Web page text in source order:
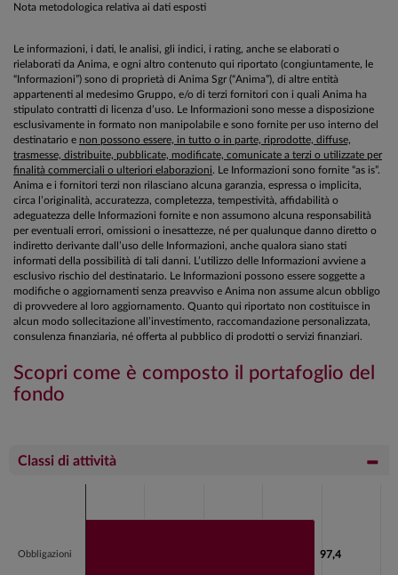
Nota metodologica relativa ai dati esposti
Le informazioni, i dati, le analisi, gli indici, i rating, anche se elaborati o
rielaborati da Anima, e ogni altro contenuto qui riportato (congiuntamente, le
“Informazioni”) sono di proprietà di Anima Sgr (“Anima”), di altre entità
appartenenti al medesimo Gruppo, e/o di terzi fornitori con i quali Anima ha
stipulato contratti di licenza d’uso. Le Informazioni sono messe a disposizione
esclusivamente in formato non manipolabile e sono fornite per uso interno del
destinatario e non possono essere, in tutto o in parte, riprodotte, diffuse,
trasmesse, distribuite, pubblicate, modificate, comunicate a terzi o utilizzate per
finalità commerciali o ulteriori elaborazioni. Le Informazioni sono fornite “as is”.
Anima e i fornitori terzi non rilasciano alcuna garanzia, espressa o implicita,
circa l’originalità, accuratezza, completezza, tempestività, affidabilità o
adeguatezza delle Informazioni fornite e non assumono alcuna responsabilità
per eventuali errori, omissioni o inesattezze, né per qualunque danno diretto o
indiretto derivante dall’uso delle Informazioni, anche qualora siano stati
informati della possibilità di tali danni. L’utilizzo delle Informazioni avviene a
esclusivo rischio del destinatario. Le Informazioni possono essere soggette a
modifiche o aggiornamenti senza preavviso e Anima non assume alcun obbligo
di provvedere al loro aggiornamento. Quanto qui riportato non costituisce in
alcun modo sollecitazione all’investimento, raccomandazione personalizzata,
consulenza finanziaria, né offerta al pubblico di prodotti o servizi finanziari.
Scopri come è composto il portafoglio del
fondo
Classi di attività
The chart has 1 X axis displaying categories.
97,4
97,4
Obbligazioni